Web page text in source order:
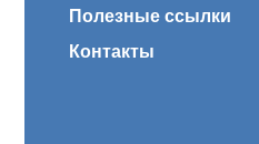
Полезные ссылки
Контакты